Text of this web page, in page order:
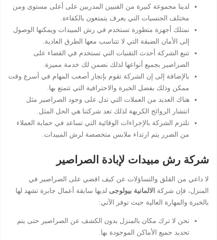
لدينا مجموعة كبيرة من الفنيين المدربين على أعلى مستوى ومن
مختلف الجنسيات التي يعرف يتمتعون بالكفاءة.
نمتلك أجهزة متطورة تستخدم في رش المبيدات ويمكنها الوصول
إلى الأمان الضيقة التي لا تتناسب معها الطرق العادية.
تتبع الشركة أحدث التقنيات التي تستخدم في القضاء على
الصراصير بجميع أنواعها لذلك نضمن لك خدمة مميزة.
بالإضافة إلى إن الشركة تقوم بإنجاز أصعب المهام في أسرع وقت
ممكن وذلك بفضل الخبرة والاحترافية التي تتمتع بها.
هناك العديد من العملات التي تدل على وجود الصراصير مثل
انتشار الروائح الكريهة لذلك تعد شركتنا هي الحل المثل.
تلتزم الشركة بالإجراءات الوقائية التي تساعد في حماية العملاء
من الضرر يتم ارتداء ملابس متخصصة لرش المبيدات.
شركة رش مبيدات لإبادة الصراصير
لا داعي من القلق والتساؤلات عن كيف اقضي على الصراصير في
المنزل، فإن شركة
الالمانية بيولوجى لديها سابقة أعمال جابرة تشهد لها
بالخبرة والمهارة العالية حيث توفر الآتي:
نحن لا ترك مكان بالمنزل بدون الكشف عن الصراصير حتى يتم
تحديد جميع الأماكن الموجودة بها.